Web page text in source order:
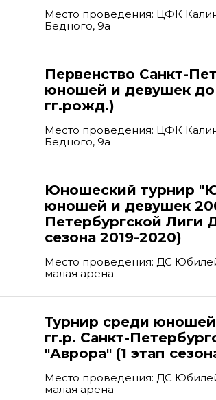
Место проведения: ЦФК
Бедного, 9а
Первенство Санкт-
юношей и девушек до
гг.рожд.)
Место проведения: ЦФК
Бедного, 9а
Юношеский турнир
юношей и девушек
Петербургской Лиги
сезона 2019-2020)
Место проведения: ДС
малая арена
Турнир среди
гг.р. Санкт-
"Аврора" (1 этап
Место проведения: ДС
малая арена